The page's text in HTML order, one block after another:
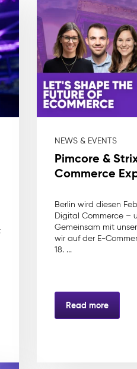
NEWS & EVENTS
Pimcore &
Commerce
Berlin wird diesen
Digital Commerce –
Gemeinsam mit
wir auf der E-
18. ...
Read more